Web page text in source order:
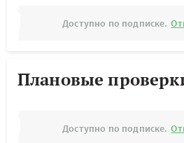
Доступно по подписке.
Плановые
Доступно по подписке.